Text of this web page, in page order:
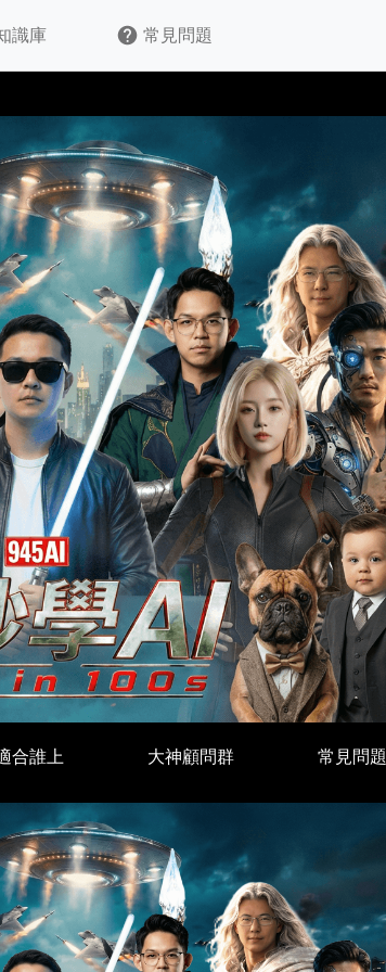
合誰上 大神顧問群 常見問題
識庫 常見問題